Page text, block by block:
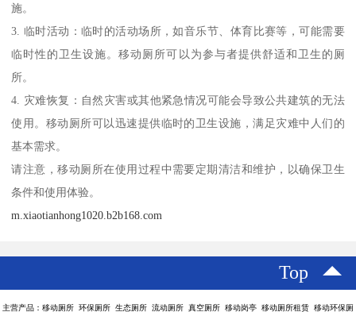
施。
3. 临时活动：临时的活动场所，如音乐节、体育比赛等，可能需要
临时性的卫生设施。移动厕所可以为参与者提供舒适和卫生的厕
所。
4. 灾难恢复：自然灾害或其他紧急情况可能会导致公共建筑的无法
使用。移动厕所可以迅速提供临时的卫生设施，满足灾难中人们的
基本需求。
请注意，移动厕所在使用过程中需要定期清洁和维护，以确保卫生
条件和使用体验。
m.xiaotianhong1020.b2b168.com
Top
主营产品：移动厕所 环保厕所 生态厕所 流动厕所 真空厕所 移动岗亭 移动厕所租赁 移动环保厕